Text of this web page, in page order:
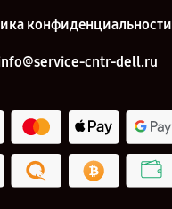
конфиденциальности
cntr-dell.ru